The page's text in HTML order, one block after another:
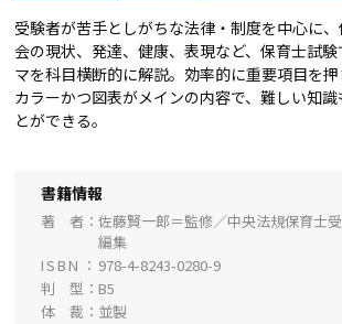
受験者が苦手としがちな法律・制度を中心に
会の現状、発達、健康、表現など、保育士試
マを科目横断的に解説。効率的に重要項目を
カラーかつ図表がメインの内容で、難しい知
とができる。
書籍情報
著 者
佐藤賢一郎＝監修／中央法規保育士
編集
ISBN
978-4-8243-0280-9
判 型
B5
体 裁
並製